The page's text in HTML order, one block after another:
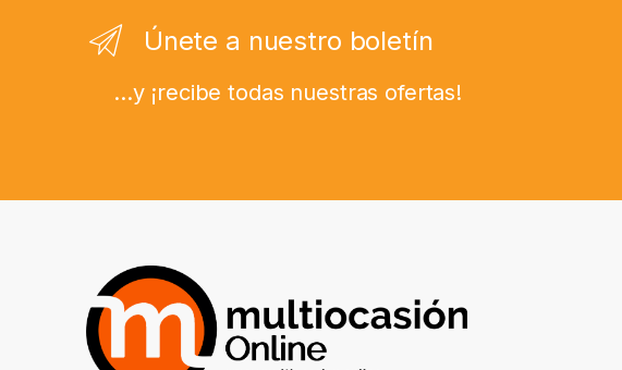
Únete a nuestro boletín
...y ¡recibe todas nuestras ofertas!